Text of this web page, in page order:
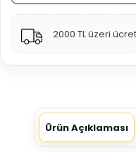
2000 TL üzeri
Ürün Açıklaması